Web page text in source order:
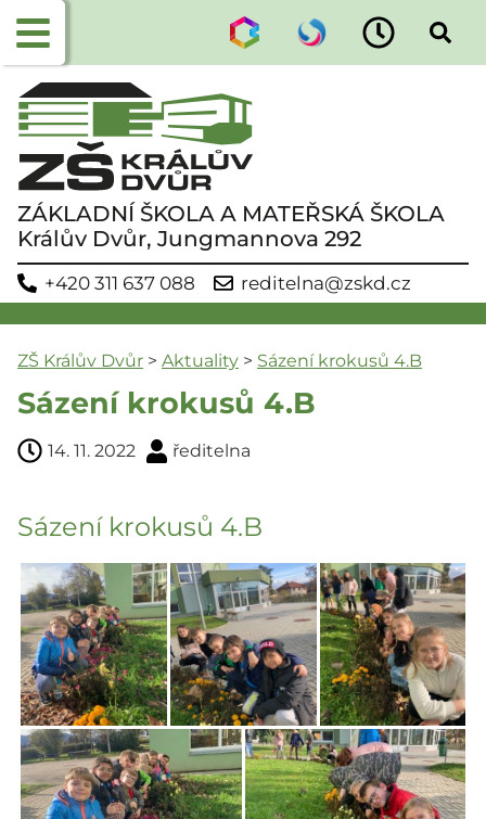
ZÁKLADNÍ ŠKOLA A MATEŘSKÁ ŠKOLA
Králův Dvůr, Jungmannova 292
+420 311 637 088 reditelna@zskd.cz
ZŠ Králův Dvůr > Aktuality > Sázení krokusů 4.B
Sázení krokusů 4.B
14. 11. 2022 ředitelna
Sázení krokusů 4.B